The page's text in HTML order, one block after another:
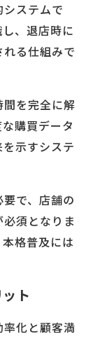
ステムで
、退店時に
る仕組みで
を完全に解
購買データ
示すシステ
で、店舗の
須となりま
格普及には
ト
化と顧客満